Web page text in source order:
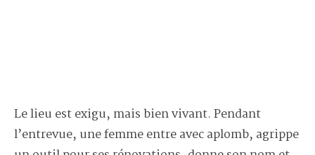
Le lieu est exigu, mais bien vivant. Pendant
l’entrevue, une femme entre avec aplomb, agrippe